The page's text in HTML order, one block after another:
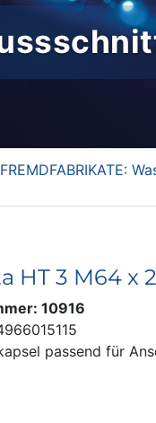
HT 3 M64 x
10916
passend für